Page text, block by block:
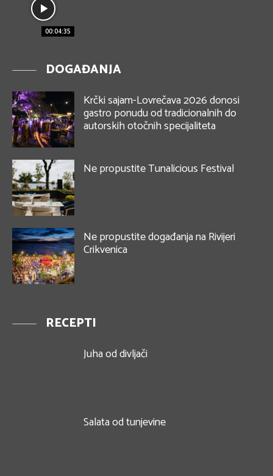
00:04:35
DOGAĐANJA
Krčki sajam-Lovrečava 2026 donosi
gastro ponudu od tradicionalnih do
autorskih otočnih specijaliteta
Ne propustite Tunalicious Festival
Ne propustite događanja na Rivijeri
Crikvenica
RECEPTI
Juha od divljači
Salata od tunjevine